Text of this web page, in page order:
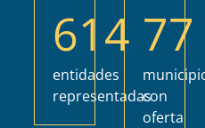
614
entidades
representadas
77
con
oferta